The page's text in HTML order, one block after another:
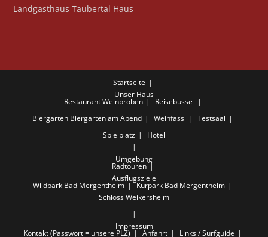
Landgasthaus Taubertal Haus
Startseite
Unser Haus
Restaurant Weinproben
Reisebusse
Biergarten Biergarten am Abend Weinfass
Festsaal
Spielplatz
Hotel
Umgebung
Radtouren
Ausflugsziele
Wildpark Bad Mergentheim
Kurpark Bad Mergentheim
Schloss Weikersheim
Impressum
Kontakt (Passwort = unsere PLZ) Anfahrt Links / Surfguide